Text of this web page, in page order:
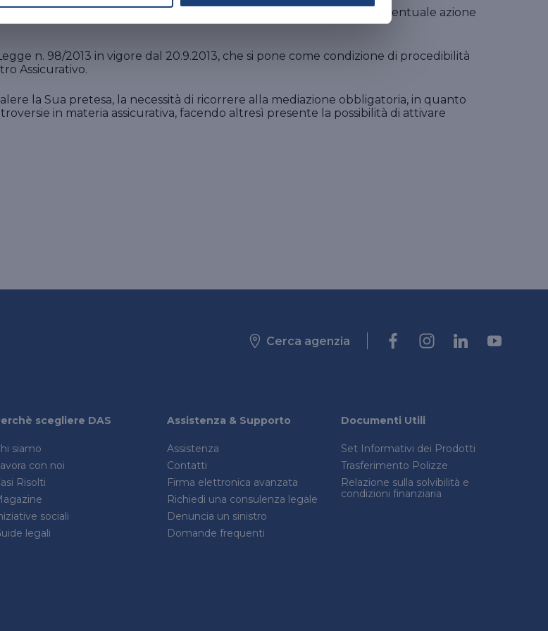
dal 9.2.2015,che si pone come condizione di procedibilità dell’eventuale azione
n. 98/2013 in vigore dal 20.9.2013, che si pone come condizione di procedibilità
Assicurativo.
la Sua pretesa, la necessità di ricorrere alla mediazione obbligatoria, in quanto
in materia assicurativa, facendo altresì presente la possibilità di attivare
Cerca agenzia
scegliere DAS
siamo
con noi
Risolti
sociali
legali
Assistenza & Supporto
Assistenza
Contatti
Firma elettronica avanzata
Richiedi una consulenza legale
Denuncia un sinistro
Domande frequenti
Documenti Utili
Set Informativi dei Prodotti
Trasferimento Polizze
Relazione sulla solvibilità e
condizioni finanziaria